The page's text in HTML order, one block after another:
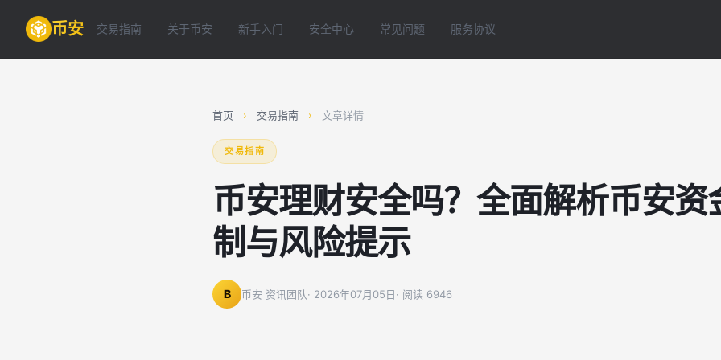
币安 交易指南 关于币安 新手入门 安全中心 常见问题 服务协议
首页 › 交易指南 › 文章详情
交易指南
币安理财安全吗？全面解析币安资
制与风险提示
B 币安 资讯团队· 2026年07月05日· 阅读 6946